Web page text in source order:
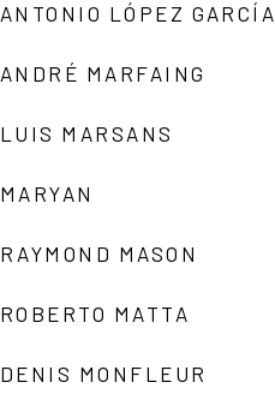
ANTONIO LÓPEZ GARCÍA
ANDRÉ MARFAING
LUIS MARSANS
MARYAN
RAYMOND MASON
ROBERTO MATTA
DENIS MONFLEUR